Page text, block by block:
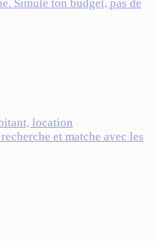
Simule ton budget, pas de
location
et matche avec les